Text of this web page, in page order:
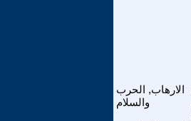
الارهاب, الحرب
والسلام